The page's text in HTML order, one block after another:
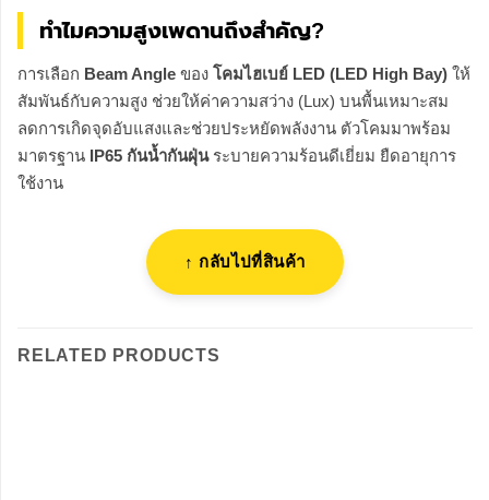
ทำไมความสูงเพดานถึงสำคัญ?
การเลือก Beam Angle ของ โคมไฮเบย์ LED (LED High Bay) ให้
สัมพันธ์กับความสูง ช่วยให้ค่าความสว่าง (Lux) บนพื้นเหมาะสม
ลดการเกิดจุดอับแสงและช่วยประหยัดพลังงาน ตัวโคมมาพร้อม
มาตรฐาน IP65 กันน้ำกันฝุ่นระบายความร้อนดีเยี่ยม ยืดอายุการ
ใช้งาน
↑ กลับไปที่สินค้า
RELATED PRODUCTS